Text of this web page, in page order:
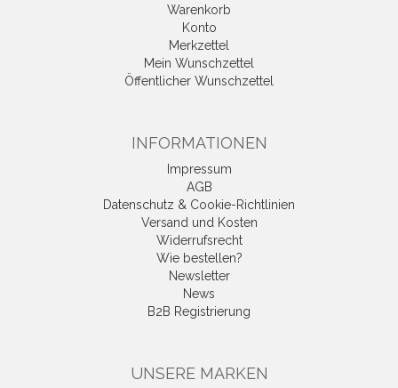
Warenkorb
Konto
Merkzettel
Mein Wunschzettel
Öffentlicher Wunschzettel
INFORMATIONEN
Impressum
AGB
Datenschutz & Cookie-Richtlinien
Versand und Kosten
Widerrufsrecht
Wie bestellen?
Newsletter
News
B2B Registrierung
UNSERE MARKEN